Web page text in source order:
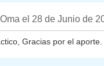
el 28 de Junio de
Gracias por el aporte.